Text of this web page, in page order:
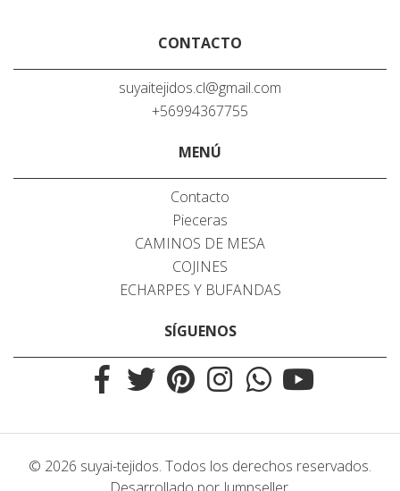
CONTACTO
suyaitejidos.cl@gmail.com
+56994367755
MENÚ
Contacto
Pieceras
CAMINOS DE MESA
COJINES
ECHARPES Y BUFANDAS
SÍGUENOS
© 2026 suyai-tejidos. Todos los derechos reservados.